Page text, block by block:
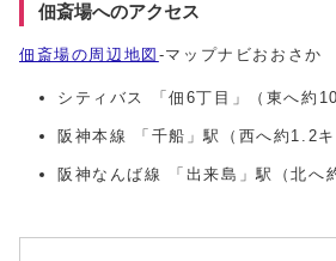
佃斎場へのアクセス
佃斎場の周辺地図 -マップナビおおさか
シティバス 「佃6丁目」（東へ約
阪神本線 「千船」駅（西へ約1.2キ
阪神なんば線 「出来島」駅（北へ